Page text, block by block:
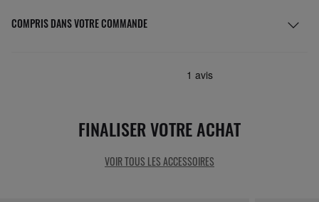
COMPRIS DANS VOTRE COMMANDE
FINALISER VOTRE ACHAT
VOIR TOUS LES ACCESSOIRES